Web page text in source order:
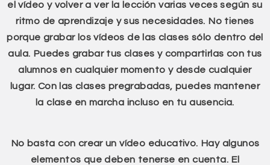
el vídeo y volver a ver la lección varias veces según su
ritmo de aprendizaje y sus necesidades. No tienes
porque grabar los vídeos de las clases sólo dentro del
aula. Puedes grabar tus clases y compartirlas con tus
alumnos en cualquier momento y desde cualquier
lugar. Con las clases pregrabadas, puedes mantener
la clase en marcha incluso en tu ausencia.
No basta con crear un vídeo educativo. Hay algunos
elementos que deben tenerse en cuenta. El